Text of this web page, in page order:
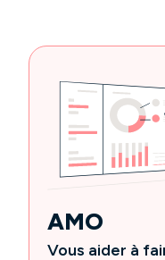
AMO
Vous aider à